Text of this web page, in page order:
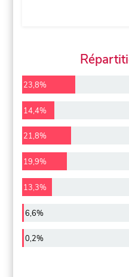
23,8%
14,4%
21,8%
19,9%
13,3%
6,6%
0,2%